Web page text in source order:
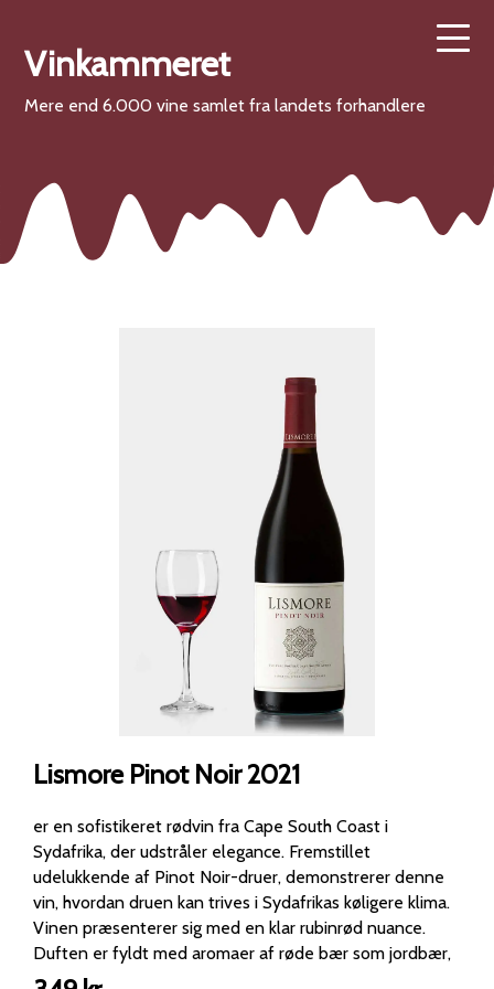
Vinkammeret
Mere end 6.000 vine samlet fra landets forhandlere
Lismore Pinot Noir 2021
er en sofistikeret rødvin fra Cape South Coast i
Sydafrika, der udstråler elegance. Fremstillet
udelukkende af Pinot Noir-druer, demonstrerer denne
vin, hvordan druen kan trives i Sydafrikas køligere klima.
Vinen præsenterer sig med en klar rubinrød nuance.
Duften er fyldt med aromaer af røde bær som jordbær,
kirsebær og hindbær, suppleret af delikate